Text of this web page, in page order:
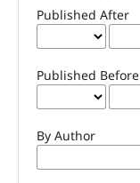
Published After
Published Before
By Author